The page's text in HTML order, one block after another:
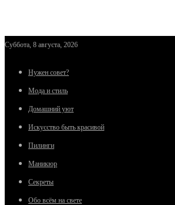
Суббота, 8 августа, 2026
Нужен совет?
Мода и стиль
Домашний уют
Искусство быть красивой
Пилинги
Маникюр
Секреты
Обо всём на свете